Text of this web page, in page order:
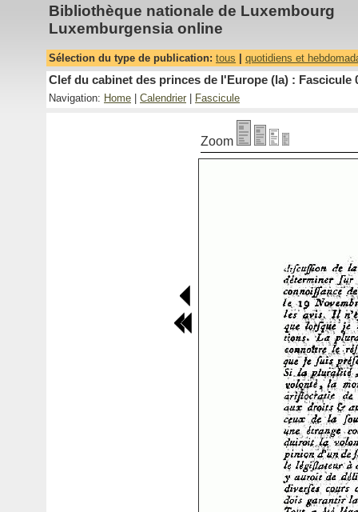
Bibliothèque nationale de Luxembourg
Luxemburgensia online
Sélection du type de publication: tous quotidiens et
Clef du cabinet des princes de l'Europe (la) : Fascicule
Navigation: Home Calendrier Fascicule
Zoom